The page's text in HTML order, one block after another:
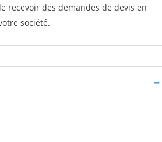
recevoir des demandes de devis en
société.